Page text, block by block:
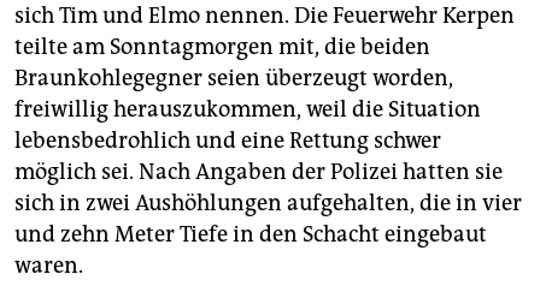
sich Tim und Elmo nennen. Die Feuerwehr Kerpen
teilte am Sonntagmorgen mit, die beiden
Braunkohlegegner seien überzeugt worden,
freiwillig herauszukommen, weil die Situation
lebensbedrohlich und eine Rettung schwer
möglich sei. Nach Angaben der Polizei hatten sie
sich in zwei Aushöhlungen aufgehalten, die in vier
und zehn Meter Tiefe in den Schacht eingebaut
waren.